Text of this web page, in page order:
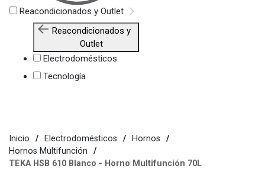
Reacondicionados y Outlet
Reacondicionados y
Outlet
Electrodomésticos
Tecnología
Inicio Electrodomésticos
Hornos
Hornos Multifunción
TEKA HSB 610 Blanco - Horno Multifunción 70L